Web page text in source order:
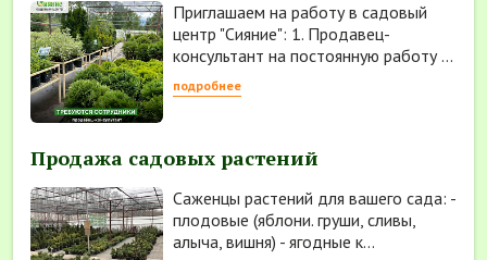
Приглашаем на работу в садовый
центр "Сияние": 1. Продавец-
консультант на постоянную работу ...
подробнее
Продажа садовых растений
Саженцы растений для вашего сада: -
плодовые (яблони. груши, сливы,
алыча, вишня) - ягодные к...